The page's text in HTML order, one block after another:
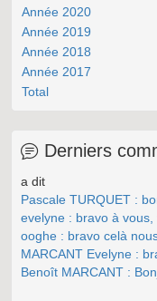
Année 2020
Année 2019
Année 2018
Année 2017
Total
Derniers
a dit
Pascale TURQUET :
evelyne : bravo à vous,
ooghe : bravo celà
MARCANT Evelyne :
Benoît MARCANT :